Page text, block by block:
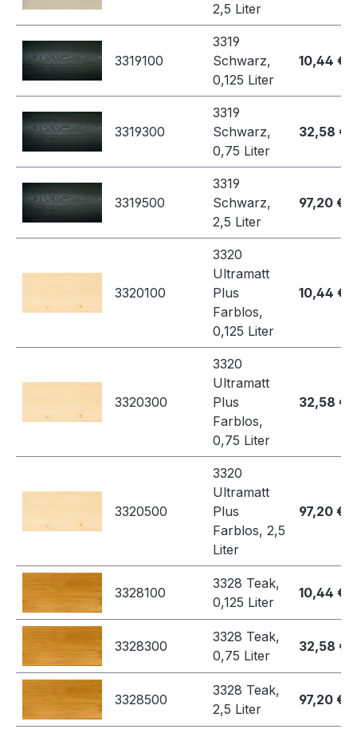
2,5 Liter
3319100
3319
Schwarz,
0,125 Liter
10,44 €
3319300
3319
Schwarz,
0,75 Liter
32,58 €
3319500
3319
Schwarz,
2,5 Liter
97,20 €
3320100
3320
Ultramatt
Plus
Farblos,
0,125 Liter
10,44 €
3320300
3320
Ultramatt
Plus
Farblos,
0,75 Liter
32,58 €
3320500
3320
Ultramatt
Plus
Farblos, 2,5
Liter
97,20 €
3328100
3328 Teak,
0,125 Liter
10,44 €
3328300
3328 Teak,
0,75 Liter
32,58 €
3328500
3328 Teak,
2,5 Liter
97,20 €